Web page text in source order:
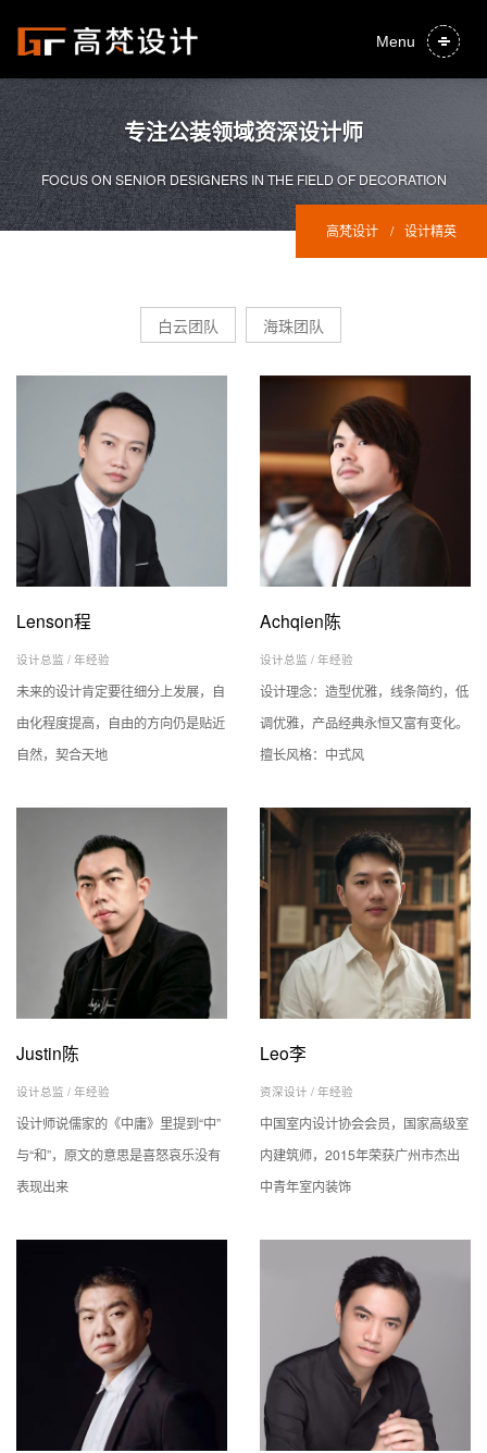
Menu
专注公装领域资深设计师
FOCUS ON SENIOR DESIGNERS IN THE FIELD OF DECORATION
高梵设计 / 设计精英
白云团队 海珠团队
Lenson程
设计总监 / 年经验
未来的设计肯定要往细分上发展，自
由化程度提高，自由的方向仍是贴近
自然，契合天地
Achqien陈
设计总监 / 年经验
设计理念：造型优雅，线条简约，低
调优雅，产品经典永恒又富有变化。
擅长风格：中式风
Justin陈
设计总监 / 年经验
设计师说儒家的《中庸》里提到“中”
与“和”，原文的意思是喜怒哀乐没有
表现出来
Leo李
资深设计 / 年经验
中国室内设计协会会员，国家高级室
内建筑师，2015年荣获广州市杰出
中青年室内装饰